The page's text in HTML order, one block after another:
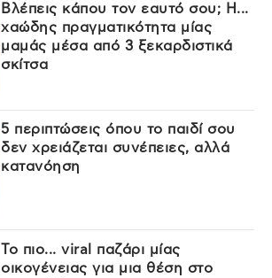
Βλέπεις κάπου τον εαυτό σου; Η...
χαώδης πραγματικότητα μίας
μαμάς μέσα από 3 ξεκαρδιστικά
σκίτσα
5 περιπτώσεις όπου το παιδί σου
δεν χρειάζεται συνέπειες, αλλά
κατανόηση
Το πιο... viral παζάρι μίας
οικογένειας για μια θέση στο